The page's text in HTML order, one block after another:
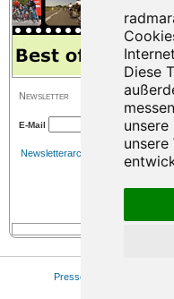
Newsletter
E-Mail
Newsletterarchiv
Presse